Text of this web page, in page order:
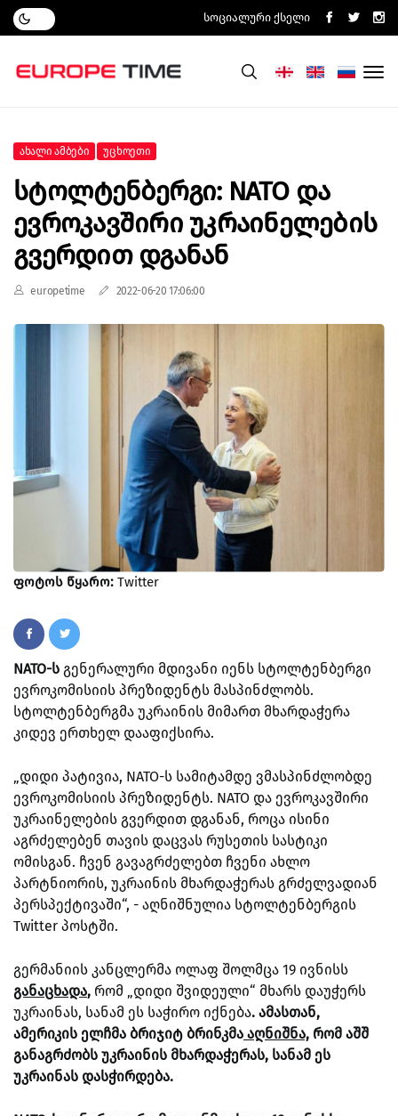
Სოციალური Ქსელი
Ახალი Ამბები Უცხოეთი
Სტოლტენბერგი: NATO Და
Ევროკავშირი Უკრაინელების
Გვერდით Დგანან
europetime 2022-06-20 17:06:00
ფოტოს წყარო: Twitter
NATO-ს გენერალური მდივანი იენს სტოლტენბერგი
ევროკომისიის პრეზიდენტს მასპინძლობს.
სტოლტენბერგმა უკრაინის მიმართ მხარდაჭერა
კიდევ ერთხელ დააფიქსირა.
„დიდი პატივია, NATO-ს სამიტამდე ვმასპინძლობდე
ევროკომისიის პრეზიდენტს. NATO და ევროკავშირი
უკრაინელების გვერდით დგანან, როცა ისინი
აგრძელებენ თავის დაცვას რუსეთის სასტიკი
ომისგან. ჩვენ გავაგრძელებთ ჩვენი ახლო
პარტნიორის, უკრაინის მხარდაჭერას გრძელვადიან
პერსპექტივაში“, - აღნიშნულია სტოლტენბერგის
Twitter პოსტში.
გერმანიის კანცლერმა ოლაფ შოლმცა 19 ივნისს
განაცხადა, რომ „დიდი შვიდეული“ მხარს დაუჭერს
უკრაინას, სანამ ეს საჭირო იქნება. ამასთან,
ამერიკის ელჩმა ბრიჯიტ ბრინკმა აღნიშნა, რომ აშშ
განაგრძობს უკრაინის მხარდაჭერას, სანამ ეს
უკრაინას დასჭირდება.